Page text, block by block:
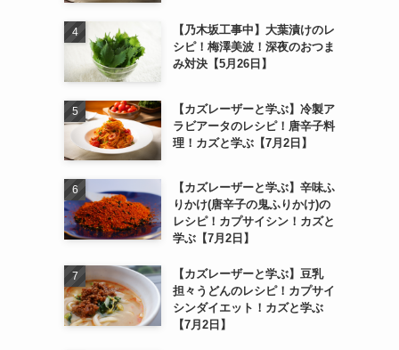
【乃木坂工事中】大葉漬けのレ
シピ！梅澤美波！深夜のおつま
み対決【5月26日】
【カズレーザーと学ぶ】冷製ア
ラビアータのレシピ！唐辛子料
理！カズと学ぶ【7月2日】
【カズレーザーと学ぶ】辛味ふ
りかけ(唐辛子の鬼ふりかけ)の
レシピ！カプサイシン！カズと
学ぶ【7月2日】
【カズレーザーと学ぶ】豆乳
担々うどんのレシピ！カプサイ
シンダイエット！カズと学ぶ
【7月2日】